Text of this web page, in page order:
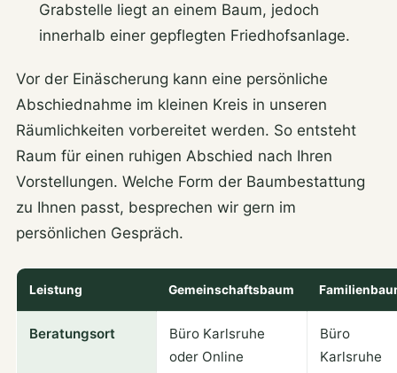
Grabstelle liegt an einem Baum, jedoch
innerhalb einer gepflegten Friedhofsanlage.
Vor der Einäscherung kann eine persönliche
Abschiednahme im kleinen Kreis in unseren
Räumlichkeiten vorbereitet werden. So entsteht
Raum für einen ruhigen Abschied nach Ihren
Vorstellungen. Welche Form der Baumbestattung
zu Ihnen passt, besprechen wir gern im
persönlichen Gespräch.
Leistung Gemeinschaftsbaum
Beratungsort
Büro Karlsruhe
oder Online
Büro
Karlsruhe